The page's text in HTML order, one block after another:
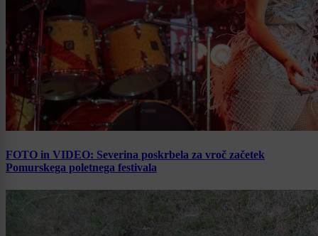
FOTO in VIDEO: Severina poskrbela za vroč začetek
Pomurskega poletnega festivala